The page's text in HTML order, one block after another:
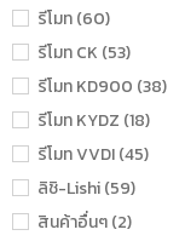
รีโมท (60)
รีโมท CK (53)
รีโมท KD900 (38)
รีโมท KYDZ (18)
รีโมท VVDI (45)
ลิชิ-Lishi (59)
สินค้าอื่นๆ (2)